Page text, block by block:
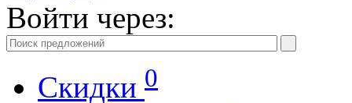
Войти через:
Скидки 0